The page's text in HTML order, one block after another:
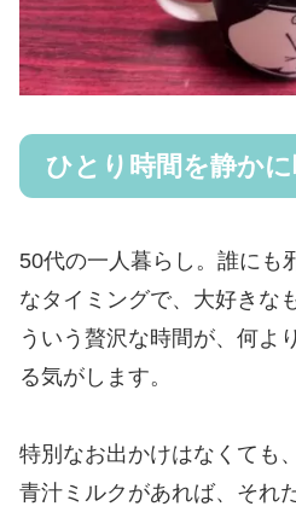
ひとり時間を静か
50代の一人暮らし。誰にも
なタイミングで、大好きな
ういう贅沢な時間が、何よ
る気がします。
特別なお出かけはなくても
青汁ミルクがあれば、それ